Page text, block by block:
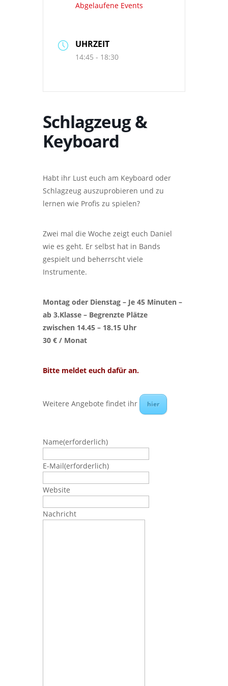
Abgelaufene Events
UHRZEIT
14:45 - 18:30
Schlagzeug &
Keyboard
Habt ihr Lust euch am Keyboard oder
Schlagzeug auszuprobieren und zu
lernen wie Profis zu spielen?
Zwei mal die Woche zeigt euch Daniel
wie es geht. Er selbst hat in Bands
gespielt und beherrscht viele
Instrumente.
Montag oder Dienstag – Je 45 Minuten –
ab 3.Klasse – Begrenzte Plätze
zwischen 14.45 – 18.15 Uhr
30 € / Monat
Bitte meldet euch dafür an.
Weitere Angebote findet ihr hier
Name(erforderlich)
E-Mail(erforderlich)
Website
Nachricht